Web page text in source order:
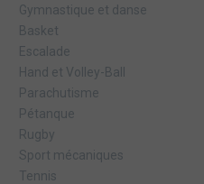
Gymnastique et danse
Basket
Escalade
Hand et Volley-Ball
Parachutisme
Pétanque
Rugby
Sport mécaniques
Tennis